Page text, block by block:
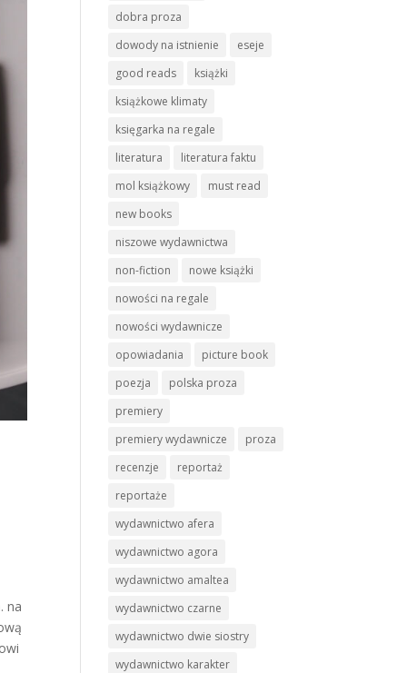
na
dobra proza
dowody na istnienie
eseje
good reads
książki
książkowe klimaty
księgarka na regale
literatura
literatura faktu
mol książkowy
must read
new books
niszowe wydawnictwa
non-fiction
nowe książki
nowości na regale
nowości wydawnicze
opowiadania
picture book
poezja
polska proza
premiery
premiery wydawnicze
proza
recenzje
reportaż
reportaże
wydawnictwo afera
wydawnictwo agora
wydawnictwo amaltea
wydawnictwo czarne
wydawnictwo dwie siostry
wydawnictwo karakter